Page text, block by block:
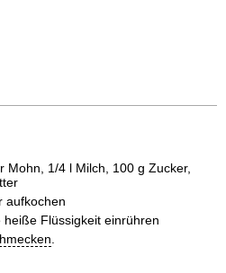
Mohn, 1/4 l Milch, 100 g Zucker,
aufkochen
Flüssigkeit einrühren
.